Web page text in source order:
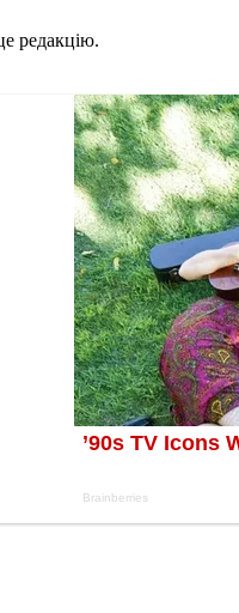
редакцію.